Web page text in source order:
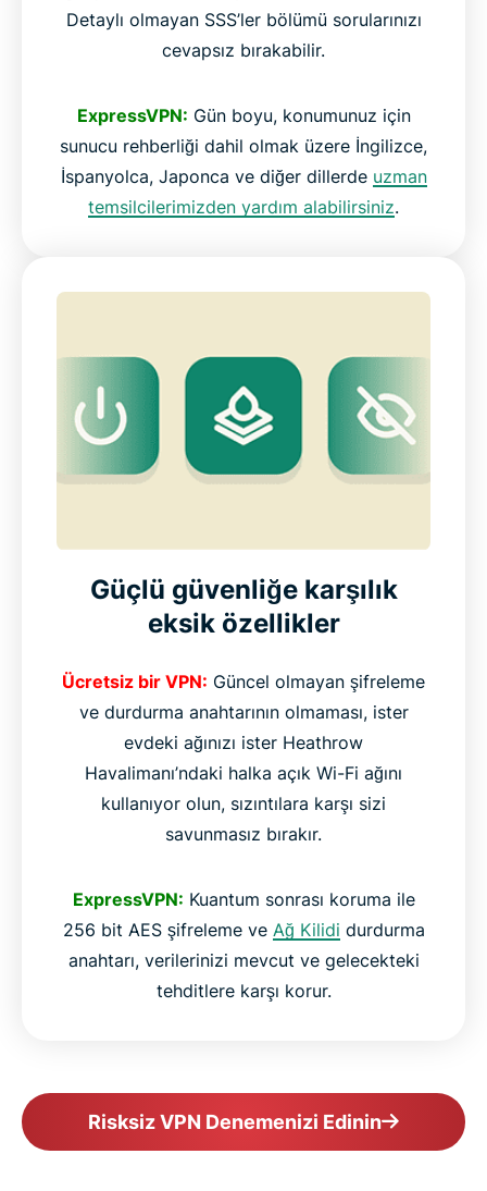
Detaylı olmayan SSS’ler bölümü sorularınızı
cevapsız bırakabilir.
ExpressVPN: Gün boyu, konumunuz için
sunucu rehberliği dahil olmak üzere İngilizce,
İspanyolca, Japonca ve diğer dillerde uzman
temsilcilerimizden yardım alabilirsiniz.
Güçlü güvenliğe karşılık
eksik özellikler
Ücretsiz bir VPN: Güncel olmayan şifreleme
ve durdurma anahtarının olmaması, ister
evdeki ağınızı ister Heathrow
Havalimanı’ndaki halka açık Wi-Fi ağını
kullanıyor olun, sızıntılara karşı sizi
savunmasız bırakır.
ExpressVPN: Kuantum sonrası koruma ile
256 bit AES şifreleme ve Ağ Kilidi durdurma
anahtarı, verilerinizi mevcut ve gelecekteki
tehditlere karşı korur.
Risksiz VPN Denemenizi Edinin